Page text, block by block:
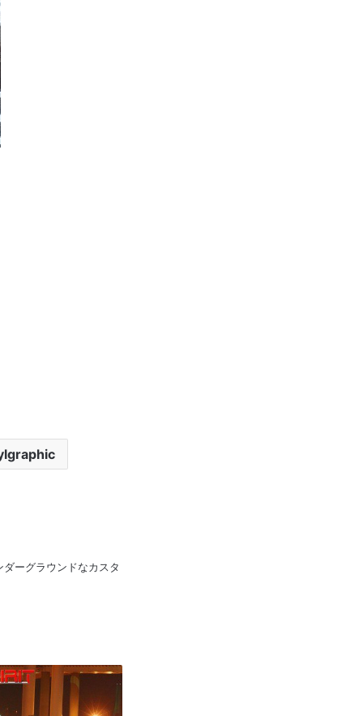
ーグラウンドなカスタ